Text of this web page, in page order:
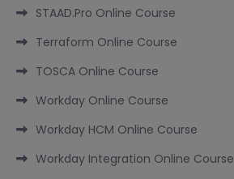
STAAD.Pro Online Course
Terraform Online Course
TOSCA Online Course
Workday Online Course
Workday HCM Online Course
Workday Integration Online Course